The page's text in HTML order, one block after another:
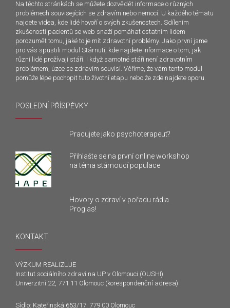
Na těchto stránkách se můžete dozvědět informace o různých
problémech souvisejících se zdravím nebo nemocí. U každého tématu
najdete videa, kde lidé hovoří o svých zkušenostech. Sdílením
zkušeností pacientů se web snaží pomáhat ostatním lidem
porozumět tomu, jaké to je mít zdravotní problémy. Jako první jsme
pro vás spustili modul Stárnutí, kde najdete informace o tom, jak
různí lidé prožívají stáří. I když samotné stáří není zdravotním
problémem, úzce se zdravím souvisí. Věříme, že vám tento modul
pomůže lépe pochopit tuto životní etapu nebo že zde najdete oporu.
POSLEDNÍ PŘÍSPĚVKY
Pracujete jako psychoterapeut?
Přihlašte se na první online workshop
na téma stárnoucí populace
Hovory o zdraví v pořadu rádia
Proglas!
KONTAKT
VÝZKUM REALIZUJE
Institut sociálního zdraví na UP v Olomouci (OUSHI)
Univerzitní 22, 771 11 Olomouc (korespondenční adresa)
Sídlo: Kateřinská 653/17, 779 00 Olomouc